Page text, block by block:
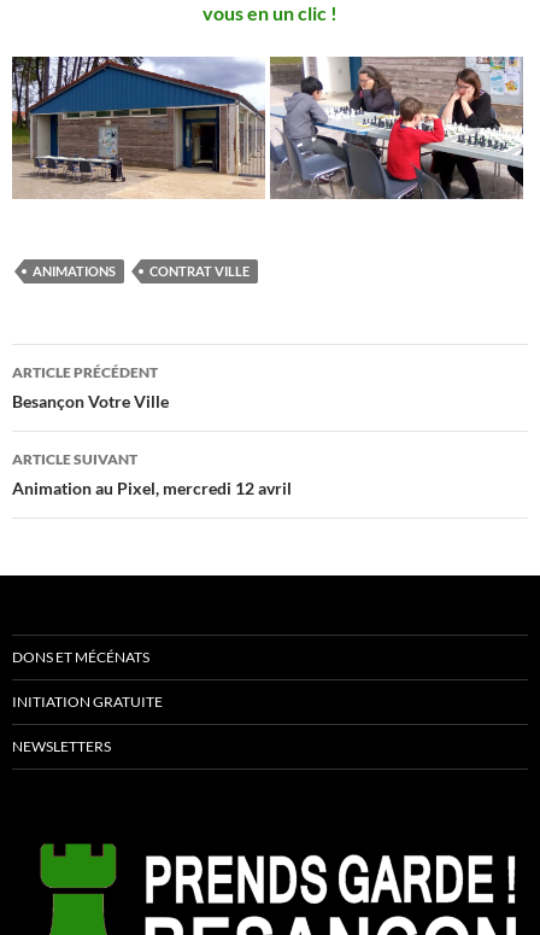
vous en un clic !
ANIMATIONS CONTRAT VILLE
Navigation
des
articles
ARTICLE PRÉCÉDENT
Besançon Votre Ville
ARTICLE SUIVANT
Animation au Pixel, mercredi 12 avril
DONS ET MÉCÉNATS
INITIATION GRATUITE
NEWSLETTERS